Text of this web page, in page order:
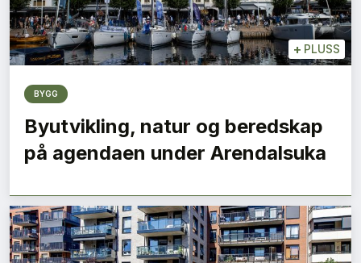
+ PLUSS
BYGG
Byutvikling, natur og beredskap
på agendaen under Arendalsuka